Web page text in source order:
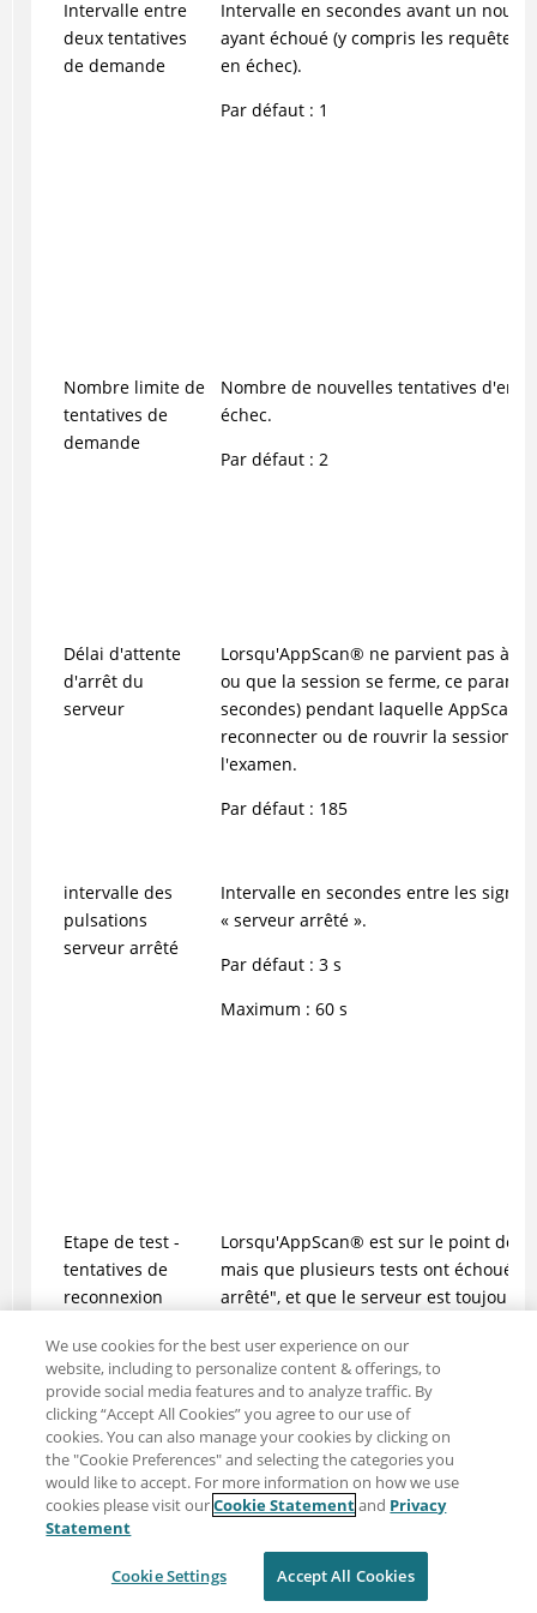
Intervalle entre
deux tentatives
de demande
Intervalle en secondes avant un
ayant échoué (y compris les requêtes
en échec).
Par défaut : 1
Nombre limite de
tentatives de
demande
Nombre de nouvelles tentatives
échec.
Par défaut : 2
Délai d'attente
d'arrêt du
serveur
Lorsqu'AppScan® ne parvient pas à
ou que la session se ferme, ce
secondes) pendant laquelle AppScan
reconnecter ou de rouvrir la session
l'examen.
Par défaut : 185
intervalle des
pulsations
serveur arrêté
Intervalle en secondes entre les
« serveur arrêté ».
Par défaut : 3 s
Maximum : 60 s
Etape de test -
tentatives de
reconnexion
Lorsqu'AppScan® est sur le point de
mais que plusieurs tests ont échoué
arrêté", et que le serveur est toujours
Par défaut : 5
We use cookies for the best user experience on our
website, including to personalize content & offerings, to
provide social media features and to analyze traffic. By
clicking “Accept All Cookies” you agree to our use of
cookies. You can also manage your cookies by clicking on
the "Cookie Preferences" and selecting the categories you
would like to accept. For more information on how we use
cookies please visit ourCookie Statementand Privacy
Statement
Cookie Settings Accept All Cookies